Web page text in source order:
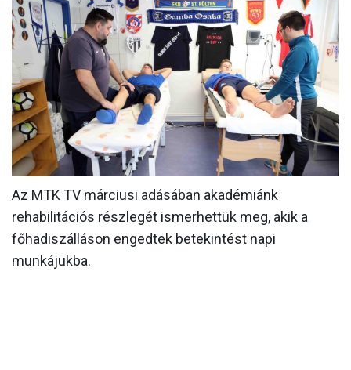
HÍREK
AKADÉMIA
CSAPATOK
MÉRKŐZÉSEK
GALÉRIA
JELENTKEZÉS
SZURKOLÓI ÉLMÉNYEK
VEZETŐSÉG
Az MTK TV márciusi adásában akadémiánk
rehabilitációs részlegét ismerhettük meg, akik a
főhadiszálláson engedtek betekintést napi
munkájukba.